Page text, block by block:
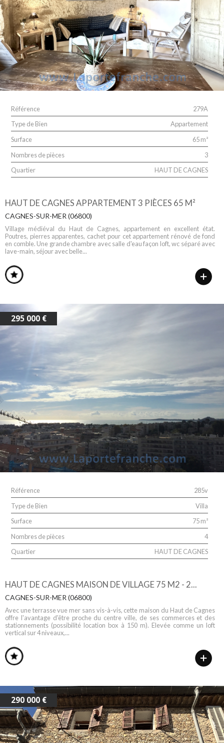
Référence
279A
Type de Bien
Appartement
Surface
65 m²
Nombres de pièces
3
Quartier
HAUT DE CAGNES
HAUT DE CAGNES APPARTEMENT 3 PIÈCES 65 M²
CAGNES-SUR-MER (06800)
Village médiéval du Haut de Cagnes, appartement en excellent état.
Poutres, pierres apparentes, cachet pour cet appartement rénové de fond
en comble. Une grande chambre avec salle d'eau façon loft, wc séparé avec
lave-main, séjour avec belle...
295 000 €
Référence
285v
Type de Bien
Villa
Surface
75 m²
Nombres de pièces
4
Quartier
HAUT DE CAGNES
HAUT DE CAGNES MAISON DE VILLAGE 75 M2 - 2...
CAGNES-SUR-MER (06800)
Avec une terrasse vue mer sans vis-à-vis, cette maison du Haut de Cagnes
offre l'avantage d'être proche du centre ville, de ses commerces et des
stationnements (possibilité location box à 150 m). Elevée comme un loft
vertical sur 4 niveaux,...
290 000 €